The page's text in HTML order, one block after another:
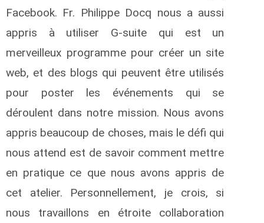
Facebook. Fr. Philippe Docq nous a aussi
appris à utiliser G-suite qui est un
merveilleux programme pour créer un site
web, et des blogs qui peuvent être utilisés
pour poster les événements qui se
déroulent dans notre mission. Nous avons
appris beaucoup de choses, mais le défi qui
nous attend est de savoir comment mettre
en pratique ce que nous avons appris de
cet atelier. Personnellement, je crois, si
nous travaillons en étroite collaboration